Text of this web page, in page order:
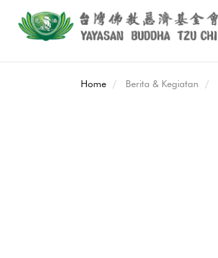
Home Berita & Kegiatan